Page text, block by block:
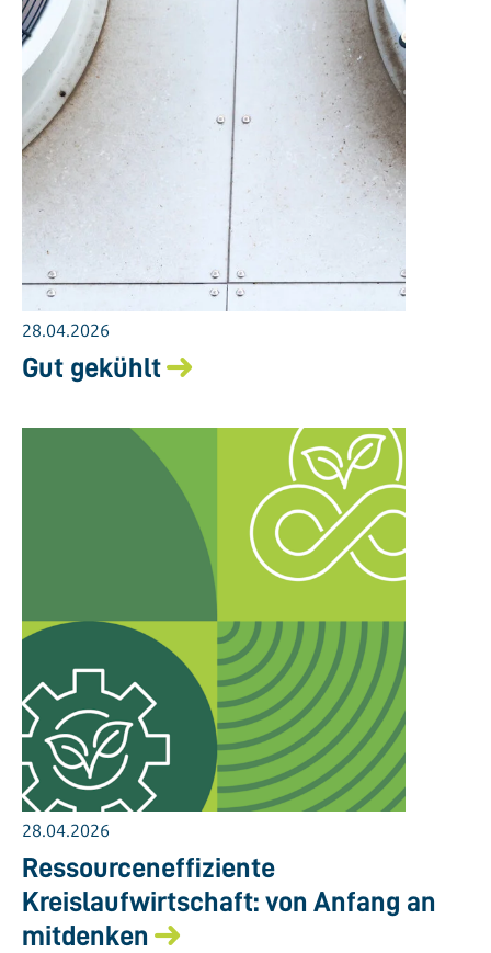
28.04.2026
Gut gekühlt
28.04.2026
Ressourceneffiziente
Kreislaufwirtschaft: von Anfang an
mitdenken